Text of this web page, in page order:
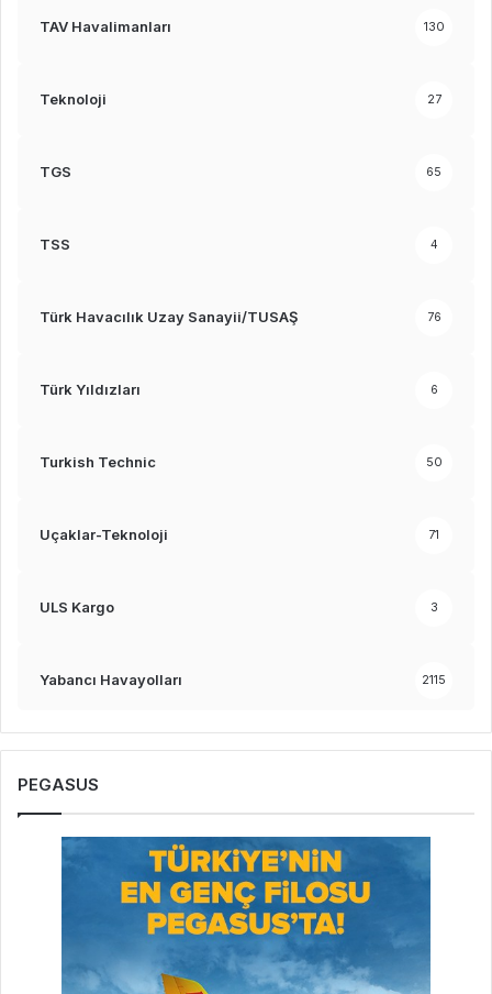
TAV Havalimanları 130
Teknoloji 27
TGS 65
TSS 4
Türk Havacılık Uzay Sanayii/TUSAŞ 76
Türk Yıldızları 6
Turkish Technic 50
Uçaklar-Teknoloji 71
ULS Kargo 3
Yabancı Havayolları 2115
PEGASUS